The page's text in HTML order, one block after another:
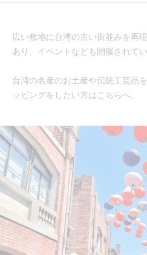
広い敷地に台湾の古い街並みを再
あり、イベントなども開催されて
台湾の名産のお土産や伝統工芸品
ッピングをしたい方はこちらへ。